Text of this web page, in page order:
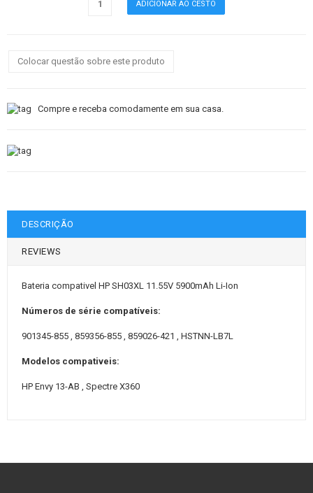
Colocar questão sobre este produto
Compre e receba comodamente em sua casa.
DESCRIÇÃO
REVIEWS
Bateria compativel HP SH03XL 11.55V 5900mAh Li-Ion
Números de série compatíveis:
901345-855 , 859356-855 , 859026-421 , HSTNN-LB7L
Modelos compativeis:
HP Envy 13-AB , Spectre X360